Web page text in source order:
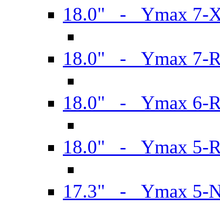
18.0" - Ymax 7-
18.0" - Ymax 7-
18.0" - Ymax 6-
18.0" - Ymax 5-
17.3" - Ymax 5-